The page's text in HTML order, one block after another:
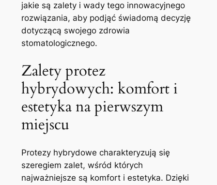
jakie ⁢są zalety i wady⁢ tego innowacyjnego
‌rozwiązania, aby podjąć⁣ świadomą decyzję
dotyczącą swojego zdrowia
stomatologicznego.
Zalety protez
hybrydowych: komfort i
estetyka na pierwszym
miejscu
Protezy hybrydowe charakteryzują się
szeregiem zalet, wśród których
najważniejsze są komfort i⁤ estetyka. ⁤Dzięki